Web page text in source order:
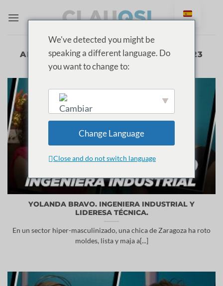
ARCHIVOS MENSUALES:OCTUBRE 2023
YOLANDA BRAVO. INGENIERA INDUSTRIAL Y
LIDERESA TÉCNICA.
En un sector hiper-masculinizado, una chica de Zaragoza ha roto
moldes, lista y maja a[...]
We've detected you might be
speaking a different language. Do
you want to change to:
English
Change Language
Close and do not switch language